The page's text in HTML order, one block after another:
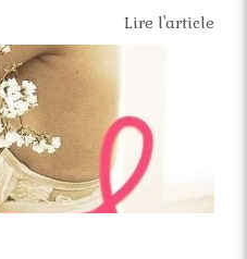
Lire l'article